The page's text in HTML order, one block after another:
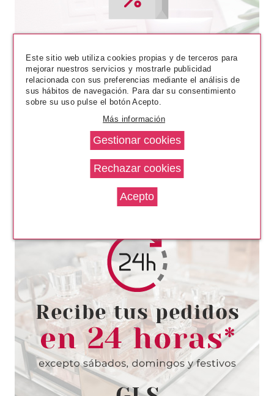
Este sitio web utiliza cookies propias y de terceros para
mejorar nuestros servicios y mostrarle publicidad
relacionada con sus preferencias mediante el análisis de
sus hábitos de navegación. Para dar su consentimiento
sobre su uso pulse el botón Acepto.
Más información